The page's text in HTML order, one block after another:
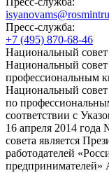
Пресс-служба:
+7 (495) 870-68-46
Национальный совет
Национальный
профессиональным
Национальный
по
соответствии с
16 апреля 2014
совета является
работодателей